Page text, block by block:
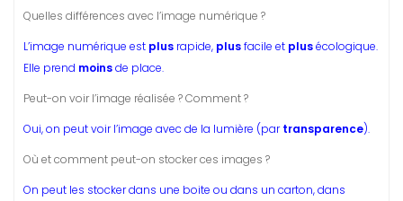
Quelles différences avec l’image numérique ?
L’image numérique est plus rapide, plusfacile et plusécologique.
Elle prend moinsde place.
Peut-on voir l’image réalisée ? Comment ?
Oui, on peut voir l’image avec de la lumière (partransparence).
Où et comment peut-on stocker ces images ?
On peut les stocker dans une boite ou dans un carton, dans